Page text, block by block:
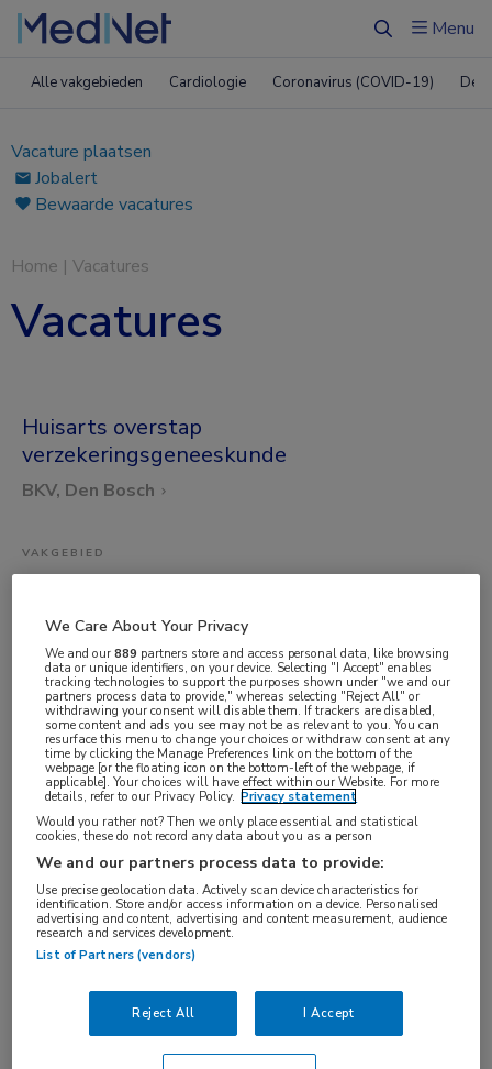
ZoekenMenu
Alle vakgebieden Cardiologie Coronavirus (COVID-19)
Vacature plaatsen
Jobalert
Bewaarde vacatures
Home | Vacatures
Vacatures
Huisarts overstap
verzekeringsgeneeskunde
BKV, Den Bosch
VAKGEBIED
Huisarts
BRANCHE
Overige
AANSTELLING
Vaste aanstelling
PLAATSINGSDATUM
20 mei 2026
NIVEAU
WO
ERVARING
Niet nader bepaald
DIENSTVERBAND
We Care About Your Privacy
We and our889 partners store and access personal data, like browsing
data or unique identifiers, on your device. Selecting "I Accept" enables
tracking technologies to support the purposes shown under "we and our
partners process data to provide," whereas selecting "Reject All" or
withdrawing your consent will disable them. If trackers are disabled,
some content and ads you see may not be as relevant to you. You can
resurface this menu to change your choices or withdraw consent at any
time by clicking the Manage Preferences link on the bottom of the
webpage [or the floating icon on the bottom-left of the webpage, if
applicable]. Your choices will have effect within our Website. For more
details, refer to our Privacy Policy. Privacy statement
Would you rather not? Then we only place essential and statistical
cookies, these do not record any data about you as a person
We and our partners process data to provide:
Use precise geolocation data. Actively scan device characteristics for
identification. Store and/or access information on a device. Personalised
advertising and content, advertising and content measurement, audience
research and services development.
List of Partners (vendors)
Reject All I Accept